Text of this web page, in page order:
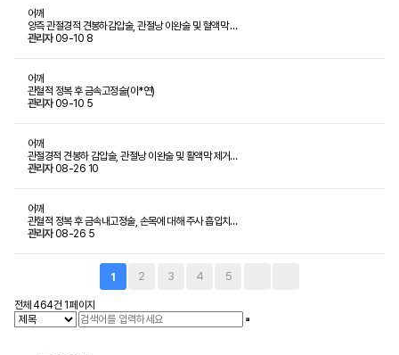
어깨
양측 관절경적 견봉하감압술, 관절낭 이완술 및 혈액막 …
관리자 09-10 8
어깨
관혈적 정복 후 금속고정술(이*연)
관리자 09-10 5
어깨
관절경적 견봉하 감압술, 관절낭 이완술 및 활액막 제거…
관리자 08-26 10
어깨
관혈적 정복 후 금속내고정술, 손목에 대해 주사 흡입치…
관리자 08-26 5
1 2 3 4 5
전체 464건 1 페이지